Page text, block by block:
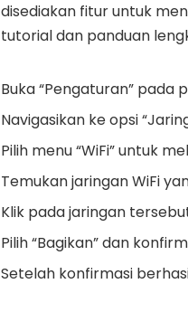
disediakan fitur untuk
tutorial dan panduan
Buka “Pengaturan” pada
Navigasikan ke opsi
Pilih menu “WiFi” untuk
Temukan jaringan WiFi
Klik pada jaringan
Pilih “Bagikan” dan
Setelah konfirmasi